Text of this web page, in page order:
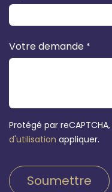
Votre demande *
Protégé par reCAPTCHA,
d'utilisation appliquer.
Soumettre